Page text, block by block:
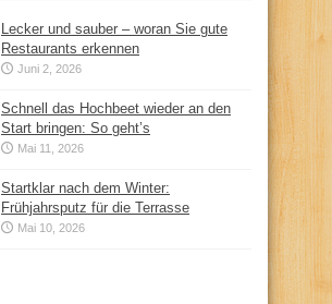
Lecker und sauber – woran Sie gute
Restaurants erkennen
Juni 2, 2026
Schnell das Hochbeet wieder an den
Start bringen: So geht’s
Mai 11, 2026
Startklar nach dem Winter:
Frühjahrsputz für die Terrasse
Mai 10, 2026